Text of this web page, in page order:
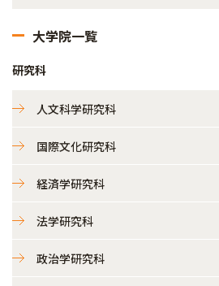
大学院一覧
研究科
人文科学研究科
国際文化研究科
経済学研究科
法学研究科
政治学研究科